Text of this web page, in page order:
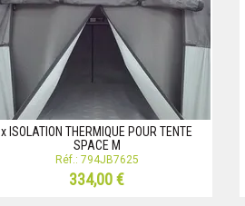
x ISOLATION THERMIQUE POUR TENTE
SPACE M
Réf.: 794JB7625
334,00 €